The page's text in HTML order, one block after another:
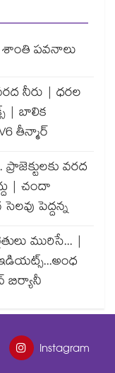
శాంతి పవనాలు
నీరు | ధరల
| బాలిక
తీన్మార్
వరద
| చందా
పెద్దన్న
మురిసే... |
బిర్యానీ
Instagram